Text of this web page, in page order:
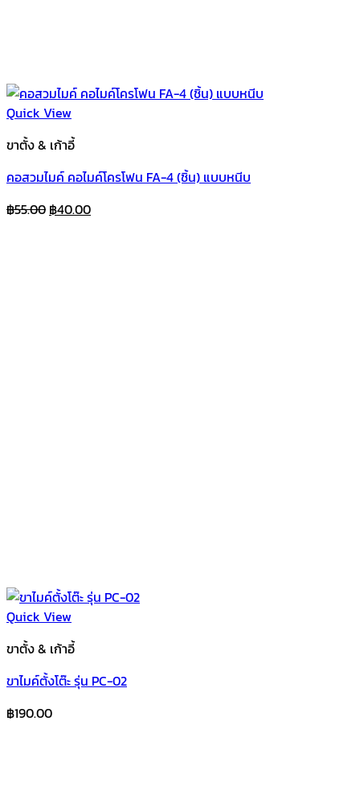
Quick View
ขาตั้ง & เก้าอี้
คอสวมไมค์ คอไมค์โครโฟน FA-4 (ชิ้น) แบบหนีบ
฿55.00 Original
฿40.00Current
Quick View
ขาตั้ง & เก้าอี้
ขาไมค์ตั้งโต๊ะ รุ่น PC-02
฿190.00